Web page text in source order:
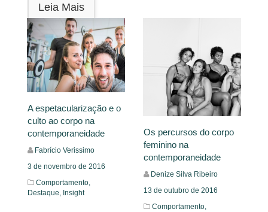
Leia Mais
A espetacularização e o
culto ao corpo na
contemporaneidade
Fabrício Verissimo
3 de novembro de 2016
Comportamento,
Destaque, Insight
Os percursos do corpo
feminino na
contemporaneidade
Denize Silva Ribeiro
13 de outubro de 2016
Comportamento,